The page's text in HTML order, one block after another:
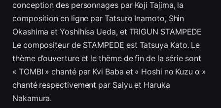
conception des personnages par Koji Tajima, la
composition en ligne par Tatsuro Inamoto, Shin
Okashima et Yoshihisa Ueda, et TRIGUN STAMPEDE
Le compositeur de STAMPEDE est Tatsuya Kato. Le
thème d’ouverture et le thème de fin de la série sont
« TOMBI » chanté par Kvi Baba et « Hoshi no Kuzu α »
chanté respectivement par Salyu et Haruka
Nakamura.